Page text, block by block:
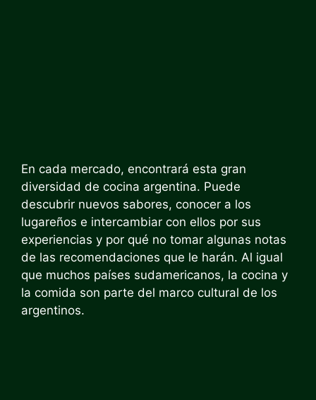
En cada mercado, encontrará esta gran
diversidad de cocina argentina. Puede
descubrir nuevos sabores, conocer a los
lugareños e intercambiar con ellos por sus
experiencias y por qué no tomar algunas notas
de las recomendaciones que le harán. Al igual
que muchos países sudamericanos, la cocina y
la comida son parte del marco cultural de los
argentinos.